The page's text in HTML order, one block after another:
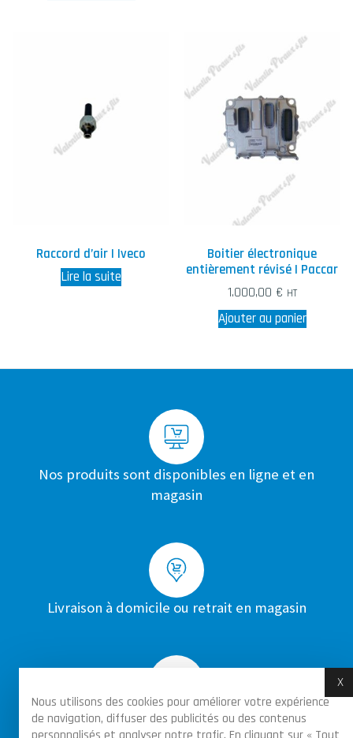
Nous utilisons des cookies pour améliorer votre expérience
de navigation, diffuser des publicités ou des contenus
X
Raccord d’air | Iveco
Lire la suite
Boitier électronique
entièrement révisé | Paccar
1.000,00 € HT
Ajouter au panier
Nos produits sont disponibles en ligne et en
magasin
Livraison à domicile ou retrait en magasin
Achats sécurisés par certificat SSL sur toutes